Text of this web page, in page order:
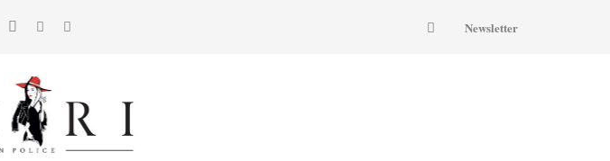
Newsletter